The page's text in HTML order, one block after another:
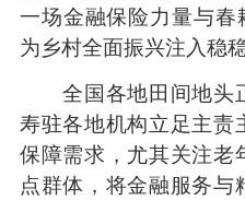
一场金融保险力量与春
为乡村全面振兴注入稳
全国各地田间地头
寿驻各地机构立足主责
保障需求，尤其关注老
点群体，将金融服务与